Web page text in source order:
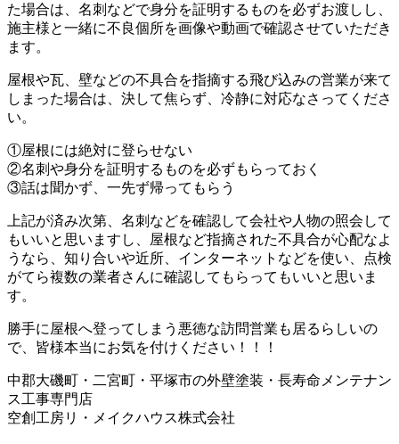
た場合は、名刺などで身分を証明するものを必ずお渡しし、
施主様と一緒に不良個所を画像や動画で確認させていただき
ます。
屋根や瓦、壁などの不具合を指摘する飛び込みの営業が来て
しまった場合は、決して焦らず、冷静に対応なさってくださ
い。
①屋根には絶対に登らせない
②名刺や身分を証明するものを必ずもらっておく
③話は聞かず、一先ず帰ってもらう
上記が済み次第、名刺などを確認して会社や人物の照会して
もいいと思いますし、屋根など指摘された不具合が心配なよ
うなら、知り合いや近所、インターネットなどを使い、点検
がてら複数の業者さんに確認してもらってもいいと思いま
す。
勝手に屋根へ登ってしまう悪徳な訪問営業も居るらしいの
で、皆様本当にお気を付けください！！！
中郡大磯町・二宮町・平塚市の外壁塗装・長寿命メンテナン
ス工事専門店
空創工房リ・メイクハウス株式会社